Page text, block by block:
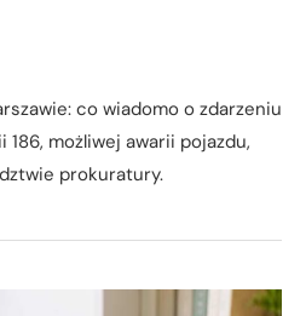
co wiadomo o zdarzeniu
możliwej awarii pojazdu,
prokuratury.